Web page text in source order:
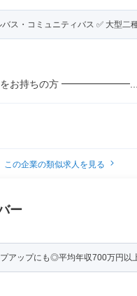
ス・コミュニティバス ✅ 大型二
をお持ちの方 ━━━━━━━...
この企業の類似求人を見る
ー
アップにも◎平均年収700万円以